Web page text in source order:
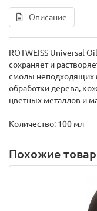
Описание
ROTWEISS Universal
сохраняет и
смолы неподходящих
обработки дерева,
цветных металлов и
Количество: 100 мл
Похожие